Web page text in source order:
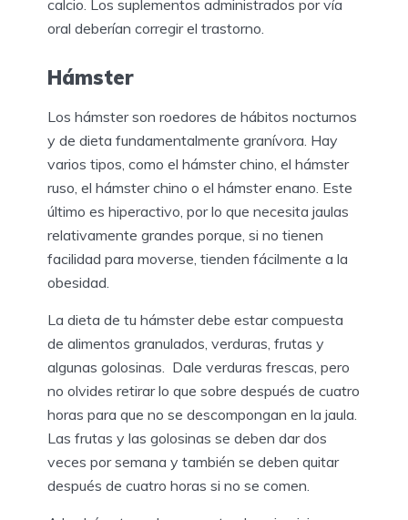
calcio. Los suplementos administrados por vía
oral deberían corregir el trastorno.
Hámster
Los hámster son roedores de hábitos nocturnos
y de dieta fundamentalmente granívora. Hay
varios tipos, como el hámster chino, el hámster
ruso, el hámster chino o el hámster enano. Este
último es hiperactivo, por lo que necesita jaulas
relativamente grandes porque, si no tienen
facilidad para moverse, tienden fácilmente a la
obesidad.
La dieta de tu hámster debe estar compuesta
de alimentos granulados, verduras, frutas y
algunas golosinas. Dale verduras frescas, pero
no olvides retirar lo que sobre después de cuatro
horas para que no se descompongan en la jaula.
Las frutas y las golosinas se deben dar dos
veces por semana y también se deben quitar
después de cuatro horas si no se comen.